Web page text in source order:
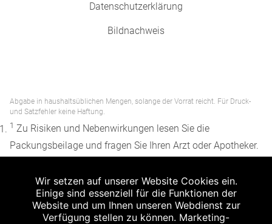
Datenschutzerklärung
Bildnachweis
Abgabe in haushaltsüblichen Mengen, solange der Vorrat reicht. Für Druck-
und Satzfehler keine Haftung.
1 Zu Risiken und Nebenwirkungen lesen Sie die
Packungsbeilage und fragen Sie Ihren Arzt oder Apotheker.
Apothekenerstattungspreis (AEP). Der AEP ist keine
unverbindliche Preisempfehlung der Hersteller. Der AEP ist
ein von den Apotheken in Ansatz gebrachter Preis für
Wir setzen auf unserer Website Cookies ein.
Einige sind essenziell für die Funktionen der
Website und um Ihnen unseren Webdienst zur
Verfügung stellen zu können. Marketing-